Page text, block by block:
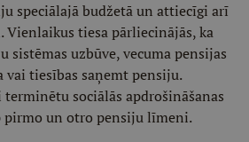
speciālajā budžetā un attiecīgi arī
Vienlaikus tiesa pārliecinājās, ka
uzbūve, vecuma pensijas
vai tiesības saņemt pensiju.
sociālās apdrošināšanas
pirmo un otro pensiju līmeni.